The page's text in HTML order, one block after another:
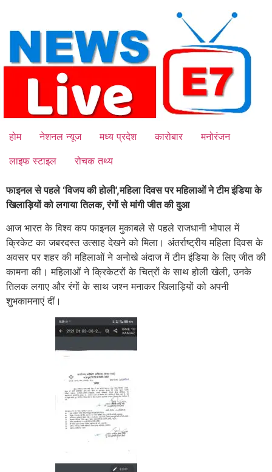
content
होम नेशनल न्यूज मध्य प्रदेश कारोबार
मनोरंजन
लाइफ स्टाइल
रोचक तथ्य
फाइनल से पहले ‘विजय की होली’,महिला दिवस पर महिलाओं ने टीम इंडिया के
खिलाड़ियों को लगाया तिलक, रंगों से मांगी जीत की दुआ
आज भारत के विश्व कप फाइनल मुकाबले से पहले राजधानी भोपाल में
क्रिकेट का जबरदस्त उत्साह देखने को मिला। अंतर्राष्ट्रीय महिला दिवस के
अवसर पर शहर की महिलाओं ने अनोखे अंदाज में टीम इंडिया के लिए जीत की
कामना की। महिलाओं ने क्रिकेटरों के चित्रों के साथ होली खेली, उनके
तिलक लगाए और रंगों के साथ जश्न मनाकर खिलाड़ियों को अपनी
शुभकामनाएं दीं।